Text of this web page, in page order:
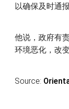
以确保及时通
他说，政府有
环境恶化，改
Source: